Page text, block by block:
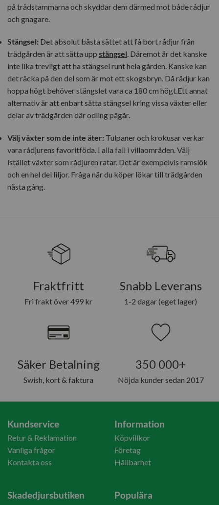
på trädstammarna och skyddar dem därmed mot både rådjur
och gnagare.
Stängsel: Det absolut bästa sättet att få bort rådjur från
trädgården är att sätta upp stängsel. Däremot är det kanske
inte lika trevligt att ha stängsel runt hela gården. Kanske kan
det räcka på den del som är mot ett skogsbryn. Då rådjur kan
hoppa högt behöver stängslet vara ca 180 cm högt.Ett annat
alternativ är att enbart sätta stängsel kring vissa växter eller
delar av trädgården där odling pågår.
Välj växter som de inte äter: Tulpaner och krokusar verkar
vara rådjurens favoritföda. I alla fall i villaområden. Välj
istället växter som rådjuren ratar. Det är exempelvis ramslök
och en hel del liljor. Fråga när du köper lökar till trädgården
nästa gång.
Fraktfritt
Fri frakt över 499 kr
Snabb Leverans
1-2 dagar (eget lager)
Säker Betalning
Swish, kort & faktura
350 000+
Nöjda kunder sedan 2017
Kundservice
Retur & Reklamation
Vanliga frågor
Kontakta oss
Information
Köpvillkor
Företag
Hållbarhet
Skadedjursbutiken Populära